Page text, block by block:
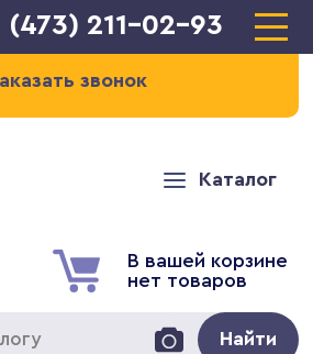
(473) 211-02-93
звонок
Каталог
В вашей корзине
нет товаров
Найти